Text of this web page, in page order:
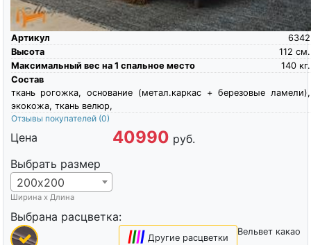
Артикул
6342
Высота
см.
112
Максимальный вес на 1 спальное место
кг.
140
Состав
ткань рогожка, основание (метал.каркас + березовые ламели),
экокожа, ткань велюр,
Отзывы покупателей (0)
Цена 40990 руб.
Выбрать размер
200х200
Ширина х Длина
Выбрана расцветка:
Вельвет какао
|||| Другие расцветки